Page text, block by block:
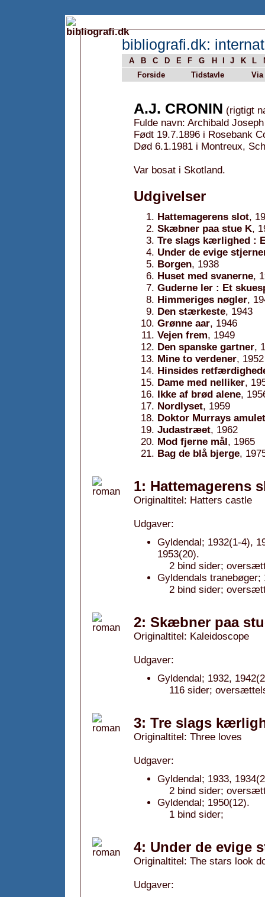
bibliografi.dk:
A B C D E F G H J K L
Forside
Tidstavle Via
A.J. CRONIN (rigtigt
Fulde navn: Archibald
Født 19.7.1896 i Rosebank
Død 6.1.1981 i Montreux,
Var bosat i Skotland.
Udgivelser
Hattemagerens slot,
Skæbner paa stue K,
Tre slags kærlighed :
Under de evige
Borgen, 1938
Huset med svanerne,
Guderne ler : Et
Himmeriges nøgler,
Den stærkeste, 1943
Grønne aar, 1946
Vejen frem, 1949
Den spanske gartner,
Mine to verdener, 1952
Hinsides
Dame med nelliker,
Ikke af brød alene,
Nordlyset, 1959
Doktor Murrays amulet
Judastræet, 1962
Mod fjerne mål, 1965
Bag de blå bjerge,
1: Hattemagerens
Originaltitel: Hatters castle
Udgaver:
Gyldendal; 1932(1-4),
1953(20).
2 bind sider;
Gyldendals tranebøger;
2 bind sider;
2: Skæbner paa
Originaltitel: Kaleidoscope
Udgaver:
Gyldendal; 1932,
116 sider;
3: Tre slags
Originaltitel: Three loves
Udgaver:
Gyldendal; 1933,
2 bind sider;
Gyldendal; 1950(12).
1 bind sider;
4: Under de evige
Originaltitel: The stars look
Udgaver: